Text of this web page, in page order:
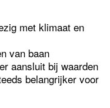
met klimaat en
van baan
aansluit bij waarden
belangrijker voor